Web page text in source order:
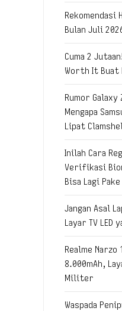
Rekomendasi
Bulan Juli
Cuma 2
Worth It Buat
Rumor
Mengapa
Lipat
Inilah Cara
Verifikasi
Bisa Lagi
Jangan Asal
Layar TV LED
Realme
8.000mAh,
Militer
Waspada